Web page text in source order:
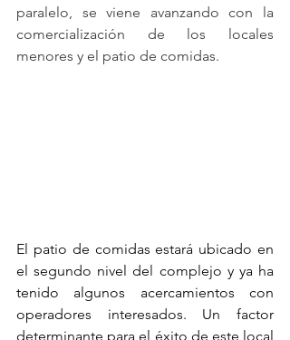
paralelo, se viene avanzando con la
comercialización de los locales
menores y el patio de comidas.
El patio de comidas estará ubicado en
el segundo nivel del complejo y ya ha
tenido algunos acercamientos con
operadores interesados. Un factor
determinante para el éxito de este local